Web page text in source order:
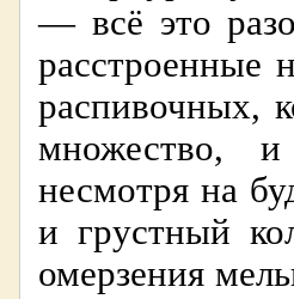
— всё это
расстроенные
распивочных,
множество,
несмотря на
и грустный
омерзения